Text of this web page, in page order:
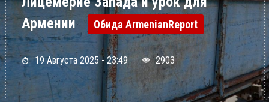
Армении
Обида ArmenianReport
19 Августа 2025 - 23:49 2903